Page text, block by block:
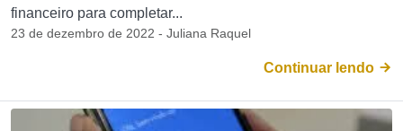
financeiro para completar...
23 de dezembro de 2022 - Juliana Raquel
Continuar lendo